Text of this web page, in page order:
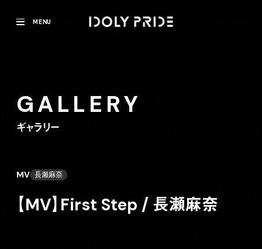
MENU
GALLERY
ギャラリー
MV 長瀬麻奈
【MV】First Step / 長瀬麻奈